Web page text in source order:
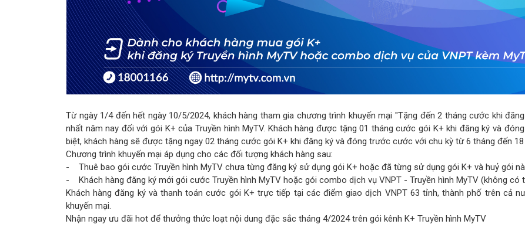
Từ ngày 1/4 đến hết ngày 10/5/2024, khách hàng tham gia chương trình khuyến mại "Tặng đến 2 tháng cước khi
nhất năm nay đối với gói K+ của Truyền hình MyTV. Khách hàng được tặng 01 tháng cước gói K+ khi đăng ký và
biệt, khách hàng sẽ được tặng ngay 02 tháng cước gói K+ khi đăng ký và đóng trước cước với chu kỳ từ 6 tháng đến 18
Chương trình khuyến mại áp dụng cho các đối tượng khách hàng sau:
- Thuê bao gói cước Truyền hình MyTV chưa từng đăng ký sử dụng gói K+ hoặc đã từng sử dụng gói K+ và huỷ gói
- Khách hàng đăng ký mới gói cước Truyền hình MyTV hoặc gói combo dịch vụ VNPT - Truyền hình MyTV (không có
Khách hàng đăng ký và thanh toán cước gói K+ trực tiếp tại các điểm giao dịch VNPT 63 tỉnh, thành phố trên cả
khuyến mại.
Nhận ngay ưu đãi hot để thưởng thức loạt nội dung đặc sắc tháng 4/2024 trên gói kênh K+ Truyền hình MyTV